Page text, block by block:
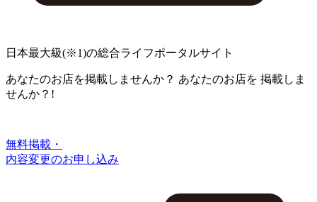
日本最大級(※1)の総合ライフポータルサイト
あなたのお店を掲載しませんか？ あなたのお店を 掲載しま
せんか？!
無料掲載・
内容変更のお申し込み